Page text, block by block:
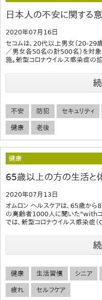
日本人の不安に関する
2020年07月16日
セコムは、20代以上男女（20-29
／男女各50名の計500名）を対象
施。新型コロナウイルス感染症の
不安 防犯 セキュリティ
健康 老後
健康
65歳以上の方の生活と
2020年07月13日
オムロン ヘルスケアは、65歳か
の高齢者1000人に聞いた"withコ
では、新型コロナウイルス感染症
健康 生活習慣 シニア
疲れ セルフケア